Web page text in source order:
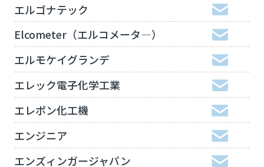
エルゴナテック
Elcometer（エルコメータ―）
エルモケイグランデ
エレック電子化学工業
エレポン化工機
エンジニア
エンズィンガージャパン